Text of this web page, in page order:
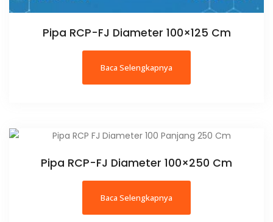
Pipa RCP-FJ Diameter 100×125 Cm
Baca Selengkapnya
Pipa RCP-FJ Diameter 100×250 Cm
Baca Selengkapnya